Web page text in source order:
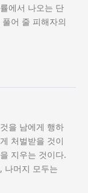
에서 나오는 단
어 줄 피해자의
을 남에게 행하
처벌받을 것이
지우는 것이다.
나머지 모두는